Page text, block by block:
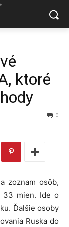
ktoré
0
zoznam osôb,
33 mien. Ide o
Ďalšie osoby
Ruska do